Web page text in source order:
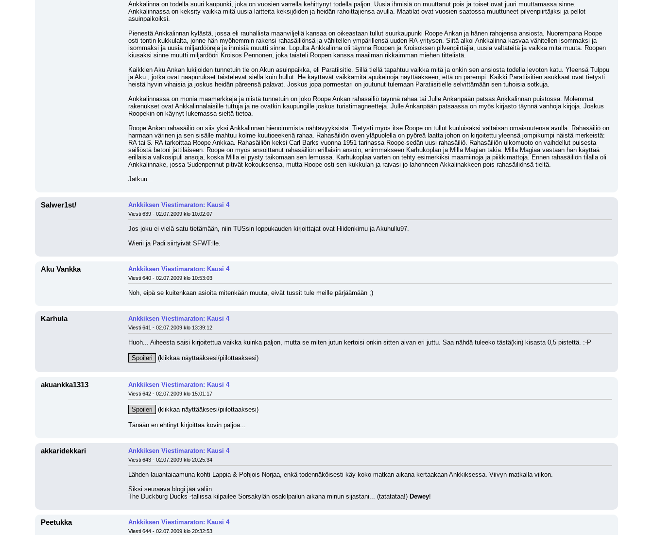
Ankkalinna on todella suuri kaupunki, joka on vuosien varrella kehittynyt todella paljon. Uusia ihmisiä on muuttanut pois ja toiset ovat juuri muuttamassa sinne.
Ankkalinnassa on keksity vaikka mitä uusia laitteita keksijöiden ja heidän rahoittajiensa avulla. Maatilat ovat vuosien saatossa muuttuneet pilvenpiirtäjiksi ja pellot
asuinpaikoiksi.
Pienestä Ankkalinnan kylästä, jossa eli rauhallista maanviljeliä kansaa on oikeastaan tullut suurkaupunki Roope Ankan ja hänen rahojensa ansiosta. Nuorempana Roope
osti tontin kukkulalta, jonne hän myöhemmin rakensi rahasäiliönsä ja vähitellen ympärillensä uuden RA-yritysen. Siitä alkoi Ankkalinna kasvaa vähitellen isommaksi ja
isommaksi ja uusia miljardöörejä ja ihmisiä muutti sinne. Lopulta Ankkalinna oli täynnä Roopen ja Kroisoksen pilvenpiirtäjiä, uusia valtateitä ja vaikka mitä muuta. Roopen
kiusaksi sinne muutti miljardööri Kroisos Pennonen, joka taisteli Roopen kanssa maailman rikkaimman miehen tittelistä.
Kaikkien Aku Ankan lukijoiden tunnetuin tie on Akun asuinpaikka, eli Paratiisitie. Sillä tiellä tapahtuu vaikka mitä ja onkin sen ansiosta todella levoton katu. Yleensä Tulppu
ja Aku , jotka ovat naapurukset taistelevat siellä kuin hullut. He käyttävät vaikkamitä apukeinoja näyttääkseen, että on parempi. Kaikki Paratiisitien asukkaat ovat tietysti
heistä hyvin vihaisia ja joskus heidän päreensä palavat. Joskus jopa pormestari on joutunut tulemaan Paratiisitielle selvittämään sen tuhoisia sotkuja.
Ankkalinnassa on monia maamerkkejä ja niistä tunnetuin on joko Roope Ankan rahasäiliö täynnä rahaa tai Julle Ankanpään patsas Ankkalinnan puistossa. Molemmat
rakenukset ovat Ankkalinnalaisille tuttuja ja ne ovatkin kaupungille joskus turistimagneetteja. Julle Ankanpään patsaassa on myös kirjasto täynnä vanhoja kirjoja. Joskus
Roopekin on käynyt lukemassa sieltä tietoa.
Roope Ankan rahasäiliö on siis yksi Ankkalinnan hienoimmista nähtävyyksistä. Tietysti myös itse Roope on tullut kuuluisaksi valtaisan omaisuutensa avulla. Rahasäiliö on
harmaan värinen ja sen sisälle mahtuu kolme kuutioeekeriä rahaa. Rahasäiliön oven yläpuolella on pyöreä laatta johon on kirjoitettu yleensä jompikumpi näistä merkeistä:
RA tai $. RA tarkoittaa Roope Ankkaa. Rahasäiliön keksi Carl Barks vuonna 1951 tarinassa Roope-sedän uusi rahasäiliö. Rahasäiliön ulkomuoto on vaihdellut puisesta
säiliöstä betoni jättiläiseen. Roope on myös ansoittanut rahasäiliön erillaisin ansoin, enimmäkseen Karhukoplan ja Milla Magian takia. Milla Magiaa vastaan hän käyttää
erillaisia valkosipuli ansoja, koska Milla ei pysty taikomaan sen lemussa. Karhukoplaa varten on tehty esimerkiksi maamiinoja ja piikkimattoja. Ennen rahasäiliön tilalla oli
Ankkalinnake, jossa Sudenpennut pitivät kokouksensa, mutta Roope osti sen kukkulan ja raivasi jo lahonneen Akkalinakkeen pois rahasäiliönsä tieltä.
Jatkuu...
Salwer1st/ Ankkiksen Viestimaraton: Kausi 4
Viesti 639 - 02.07.2009 klo 10:02:07
Jos joku ei vielä satu tietämään, niin TUSsin loppukauden kirjoittajat ovat Hiidenkirnu ja Akuhullu97.
Wierii ja Padi siirtyivät SFWT:lle.
Aku Vankka Ankkiksen Viestimaraton: Kausi 4
Viesti 640 - 02.07.2009 klo 10:53:03
Noh, eipä se kuitenkaan asioita mitenkään muuta, eivät tussit tule meille pärjäämään ;)
Karhula Ankkiksen Viestimaraton: Kausi 4
Viesti 641 - 02.07.2009 klo 13:39:12
Huoh... Aiheesta saisi kirjoitettua vaikka kuinka paljon, mutta se miten jutun kertoisi onkin sitten aivan eri juttu. Saa nähdä tuleeko tästä(kin) kisasta 0,5 pistettä. :-P
Spoileri (klikkaa näyttääksesi/piilottaaksesi)
akuankka1313 Ankkiksen Viestimaraton: Kausi 4
Viesti 642 - 02.07.2009 klo 15:01:17
Spoileri (klikkaa näyttääksesi/piilottaaksesi)
Tänään en ehtinyt kirjoittaa kovin paljoa...
akkaridekkari Ankkiksen Viestimaraton: Kausi 4
Viesti 643 - 02.07.2009 klo 20:25:34
Lähden lauantaiaamuna kohti Lappia & Pohjois-Norjaa, enkä todennäköisesti käy koko matkan aikana kertaakaan Ankkiksessa. Viivyn matkalla viikon.
Siksi seuraava blogi jää väliin.
The Duckburg Ducks -tallissa kilpailee Sorsakylän osakilpailun aikana minun sijastani... (tatatataa!) Dewey!
Peetukka Ankkiksen Viestimaraton: Kausi 4
Viesti 644 - 02.07.2009 klo 20:32:53